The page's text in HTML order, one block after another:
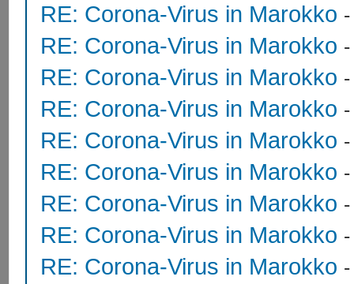
RE: Corona-Virus in Marokko
RE: Corona-Virus in Marokko
RE: Corona-Virus in Marokko
RE: Corona-Virus in Marokko
RE: Corona-Virus in Marokko
RE: Corona-Virus in Marokko
RE: Corona-Virus in Marokko
RE: Corona-Virus in Marokko
RE: Corona-Virus in Marokko